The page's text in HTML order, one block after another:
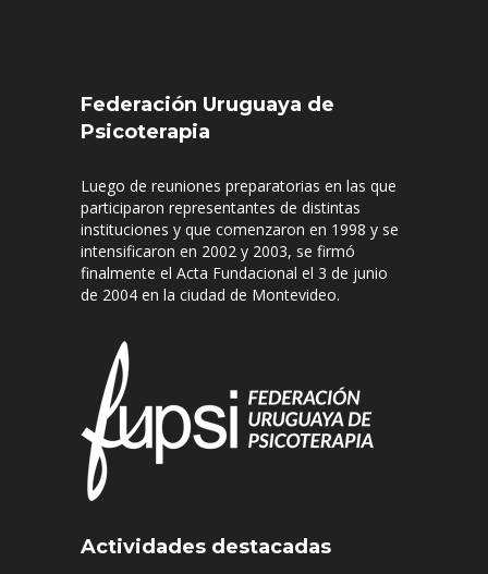
Federación Uruguaya de
Psicoterapia
Luego de reuniones preparatorias en las que
participaron representantes de distintas
instituciones y que comenzaron en 1998 y se
intensificaron en 2002 y 2003, se firmó
finalmente el Acta Fundacional el 3 de junio
de 2004 en la ciudad de Montevideo.
Actividades destacadas